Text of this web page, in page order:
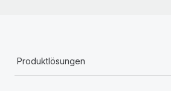
Produktlösungen